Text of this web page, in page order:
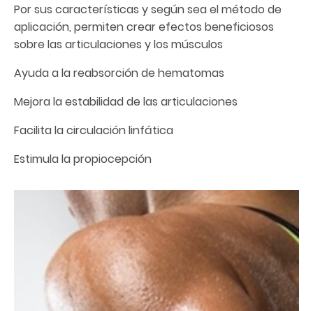
Por sus características y según sea el método de
aplicación, permiten crear efectos beneficiosos
sobre las articulaciones y los músculos
Ayuda a la reabsorción de hematomas
Mejora la estabilidad de las articulaciones
Facilita la circulación linfática
Estimula la propiocepción